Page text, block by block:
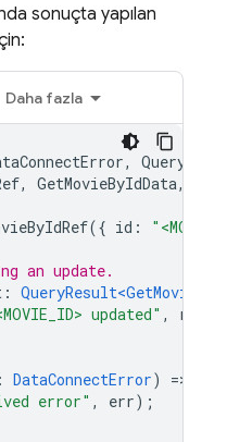
sonuçta yapılan
Daha fazla
,
, GetMovieByIdData,
({ id :
an update.
:
updated" ,
: DataConnectError) =>
error" , err);